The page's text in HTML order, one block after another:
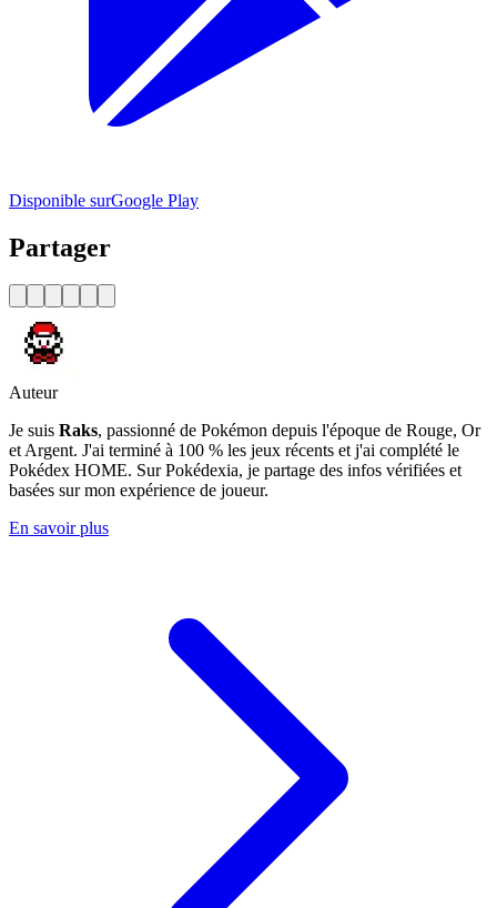
Disponible surGoogle Play
Partager
Auteur
Je suis Raks, passionné de Pokémon depuis l'époque de Rouge, Or
et Argent. J'ai terminé à 100 % les jeux récents et j'ai complété le
Pokédex HOME. Sur Pokédexia, je partage des infos vérifiées et
basées sur mon expérience de joueur.
En savoir plus